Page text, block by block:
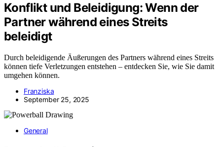
Konflikt und Beleidigung: Wenn der
Partner während eines Streits
beleidigt
Durch beleidigende Äußerungen des Partners während eines Streits
können tiefe Verletzungen entstehen – entdecken Sie, wie Sie damit
umgehen können.
Franziska
September 25, 2025
General